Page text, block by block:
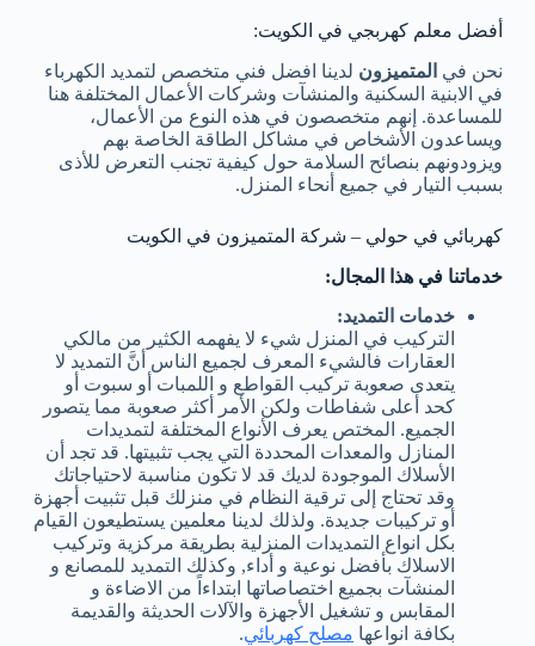
أفضل معلم كهربجي في الكويت:
نحن في المتميزون لدينا افضل فني متخصص لتمديد الكهرباء
في الابنية السكنية والمنشآت وشركات الأعمال المختلفة هنا
للمساعدة. إنهم متخصصون في هذه النوع من الأعمال،
ويساعدون الأشخاص في مشاكل الطاقة الخاصة بهم
ويزودونهم بنصائح السلامة حول كيفية تجنب التعرض للأذى
بسبب التيار في جميع أنحاء المنزل.
كهربائي في حولي – شركة المتميزون في الكويت
خدماتنا في هذا المجال:
خدمات التمديد:
التركيب في المنزل شيء لا يفهمه الكثير من مالكي
العقارات فالشيء المعرف لجميع الناس أنَّ التمديد لا
يتعدى صعوبة تركيب القواطع و اللمبات أو سبوت أو
كحد أعلى شفاطات ولكن الأمر أكثر صعوبة مما يتصور
الجميع. المختص يعرف الأنواع المختلفة لتمديدات
المنازل والمعدات المحددة التي يجب تثبيتها. قد تجد أن
الأسلاك الموجودة لديك قد لا تكون مناسبة لاحتياجاتك
وقد تحتاج إلى ترقية النظام في منزلك قبل تثبيت أجهزة
أو تركيبات جديدة. ولذلك لدينا معلمين يستطيعون القيام
بكل انواع التمديدات المنزلية بطريقة مركزية وتركيب
الاسلاك بأفضل نوعية و أداء, وكذلك التمديد للمصانع و
المنشآت بجميع اختصاصاتها ابتداءاً من الاضاءة و
المقابس و تشغيل الأجهزة والآلات الحديثة والقديمة
بكافة انواعها مصلح كهربائي.